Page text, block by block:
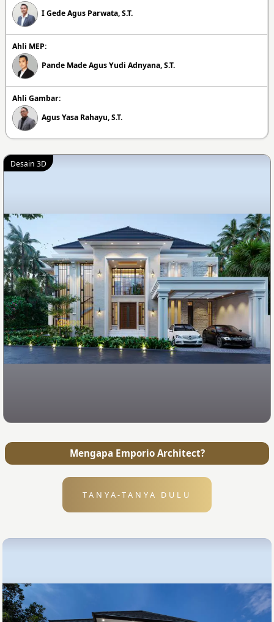
I Gede Agus Parwata, S.T.
Ahli MEP:
Pande Made Agus Yudi Adnyana, S.T.
Ahli Gambar:
Agus Yasa Rahayu, S.T.
Desain 3D
Mengapa Emporio Architect?
TANYA-TANYA DULU